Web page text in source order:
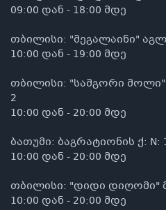
09:00 დან - 18:00 მდე
თბილისი: "მეგალაინი"
10:00 დან - 19:00 მდე
თბილისი: "სამგორი მოლი"
2
10:00 დან - 20:00 მდე
ბათუმი: ბაგრატიონის ქ: N:
10:00 დან - 20:00 მდე
თბილისი: "დიდი დიღომი"
10:00 დან - 20:00 მდე